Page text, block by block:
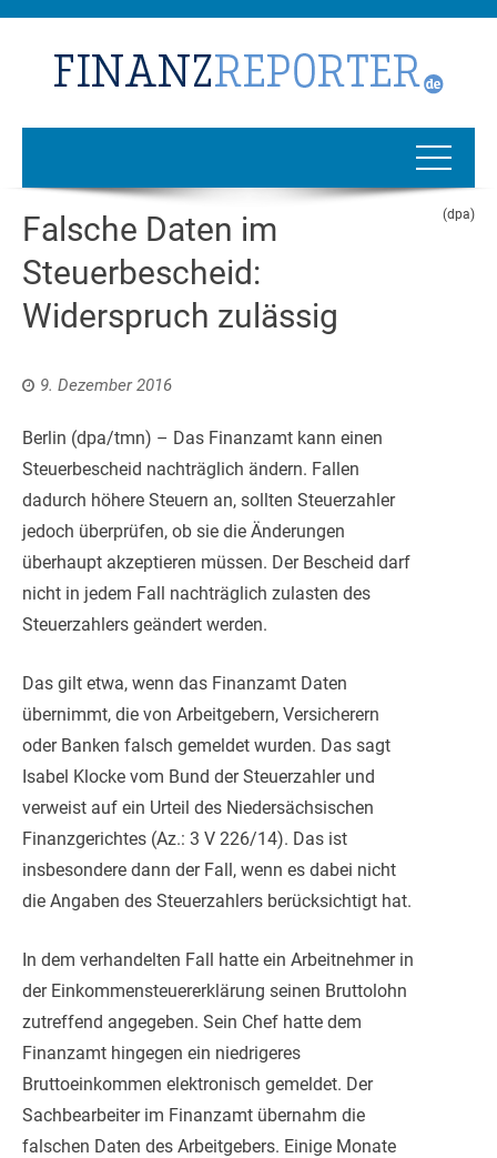
Falsche Daten im
Steuerbescheid:
Widerspruch zulässig
(dpa)
9. Dezember 2016
Berlin (dpa/tmn) – Das Finanzamt kann einen
Steuerbescheid nachträglich ändern. Fallen
dadurch höhere Steuern an, sollten Steuerzahler
jedoch überprüfen, ob sie die Änderungen
überhaupt akzeptieren müssen. Der Bescheid darf
nicht in jedem Fall nachträglich zulasten des
Steuerzahlers geändert werden.
Das gilt etwa, wenn das Finanzamt Daten
übernimmt, die von Arbeitgebern, Versicherern
oder Banken falsch gemeldet wurden. Das sagt
Isabel Klocke vom Bund der Steuerzahler und
verweist auf ein Urteil des Niedersächsischen
Finanzgerichtes (Az.: 3 V 226/14). Das ist
insbesondere dann der Fall, wenn es dabei nicht
die Angaben des Steuerzahlers berücksichtigt hat.
In dem verhandelten Fall hatte ein Arbeitnehmer in
der Einkommensteuererklärung seinen Bruttolohn
zutreffend angegeben. Sein Chef hatte dem
Finanzamt hingegen ein niedrigeres
Bruttoeinkommen elektronisch gemeldet. Der
Sachbearbeiter im Finanzamt übernahm die
falschen Daten des Arbeitgebers. Einige Monate